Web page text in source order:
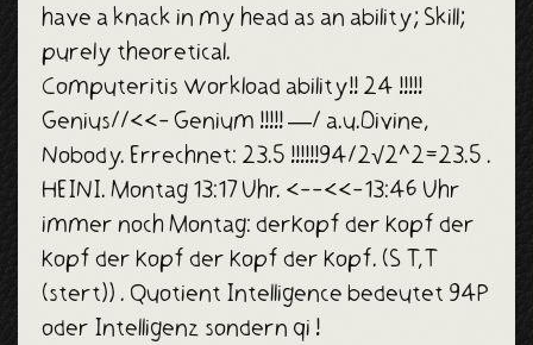
have a knack in my head as an ability; Skill;
purely theoretical.
Computeritis Workload ability!! 24 !!!!!
Genius//<<- Genium !!!!! —/ a.u.Divine,
Nobody. Errechnet: 23.5 !!!!!!94/2√2^2=23.5 .
HEINI. Montag 13:17 Uhr. <--<<-13:46 Uhr
immer noch Montag: derKopf der Kopf der
Kopf der Kopf der Kopf der Kopf. (S T,T
(stert)) . Quotient Intelligence bedeutet 94P
oder Intelligenz sondern qi !